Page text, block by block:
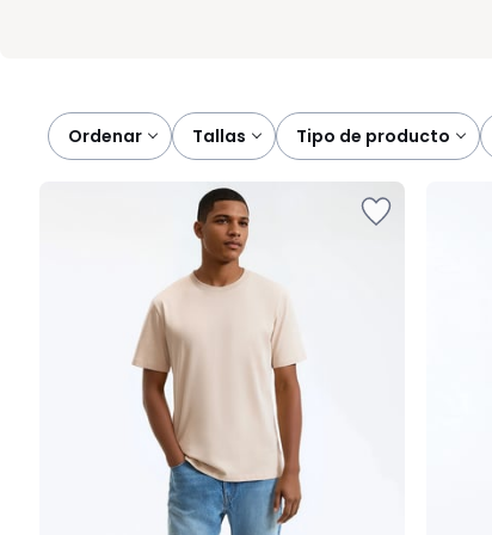
Ordenar
tallas tipo de producto